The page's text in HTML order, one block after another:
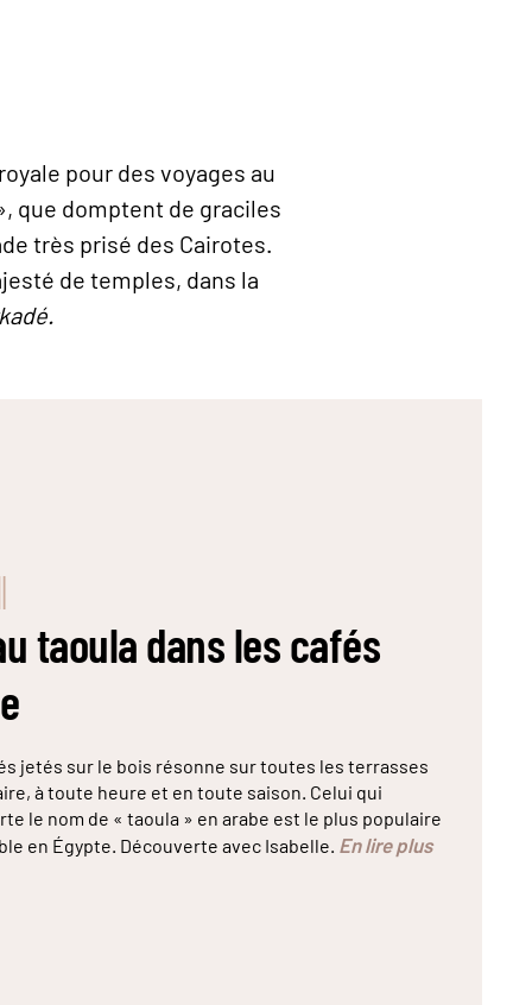
pour des voyages au
que domptent de graciles
très prisé des Cairotes.
de temples, dans la
taoula dans les cafés
jetés sur le bois résonne sur toutes les terrasses
à toute heure et en toute saison. Celui qui
le nom de « taoula » en arabe est le plus populaire
en Égypte. Découverte avec Isabelle. En lire plus